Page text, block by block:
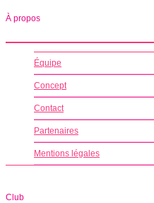
À propos
Équipe
Concept
Contact
Partenaires
Mentions légales
Club